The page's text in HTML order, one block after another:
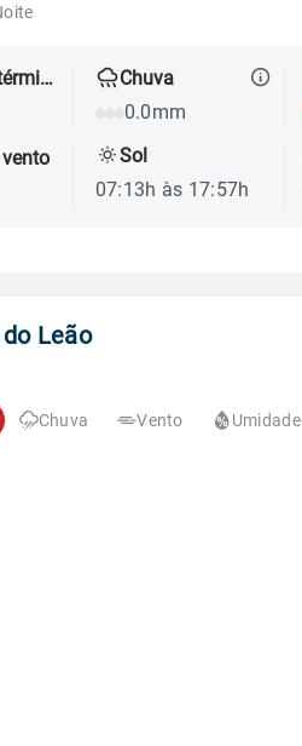
Sensação térmica
Chuva
0.0mm
Sol
07:13h às 17:57h
Leão
Chuva Vento Umidade